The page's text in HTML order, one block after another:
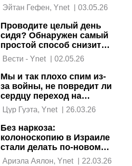
Эйтан Гефен, Ynet | 03.05.26
Проводите целый день
сидя? Обнаружен самый
простой способ снизить
вред
Вести - Ynet | 02.05.26
Мы и так плохо спим из-
за войны, не повредит ли
сердцу переход на
летнее время?
Цур Гуэта, Ynet 26.03.26
Без наркоза:
колоноскопию в Израиле
стали делать по-новому
из-за войны
Ариэла Аялон, Ynet | 22.03.26